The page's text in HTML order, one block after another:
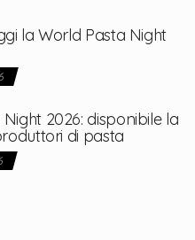
la World Pasta Night
2026: disponibile la
di pasta